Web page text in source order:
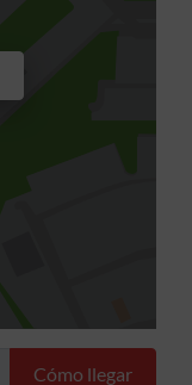
Cómo llegar